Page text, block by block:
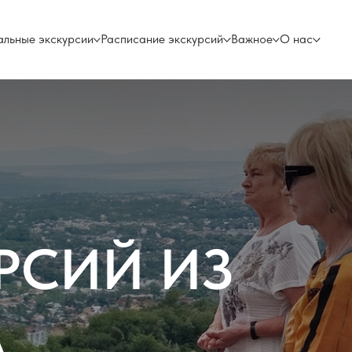
экскурсии Расписание экскурсий Важное О нас
ИЗ